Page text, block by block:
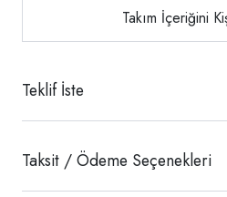
Takım İçeriğini
Teklif İste
Taksit / Ödeme Seçenekleri